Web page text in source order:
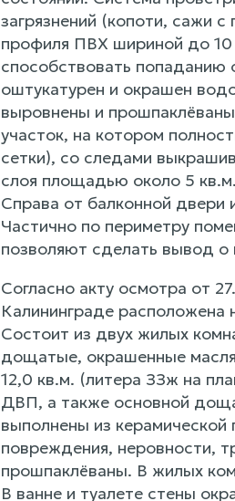
загрязнений (копоти, сажи
профиля ПВХ шириной до 10
способствовать
оштукатурен и окрашен
выровнены и
участок, на котором
сетки), со следами
слоя площадью около 5
Справа от балконной двери
Частично по периметру
позволяют сделать вывод о
Согласно акту осмотра от
Калининграде расположена
Состоит из двух жилых
дощатые, окрашенные
12,0 кв.м. (литера ЗЗж на
ДВП, а также основной
выполнены из керамической
повреждения, неровности,
прошпаклёваны. В жилых
В ванне и туалете стены